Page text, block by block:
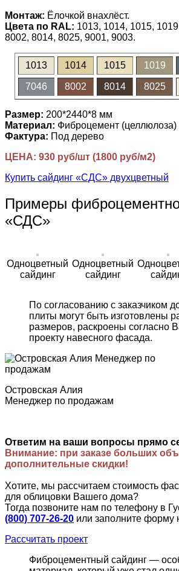
Монтаж: Ёлочкой внахлёст.
Цвета по RAL: 1013, 1014, 1015,
8002, 8014, 8025, 9001, 9003.
1013 1014 1015 1019
7046 8002 8014 8025
Размер: 200*2440*8 мм
Материал: Фиброцемент (целлюлоза)
Фактура: Под дерево
ЦЕНА: 930 руб/шт (1800 руб/м2)
Купить сайдинг «СДС» двухцветный
Примеры
«СДС»
Одноцветный
сайдинг
Одноцветный
сайдинг
По согласованию с заказчиком
плиты могут быть изготовлены
размеров, раскроены согласно
проекту навесного фасада.
Островская Алия
Менеджер по продажам
Ответим на ваши вопросы прямо
Внимание: при заказе больших
дополнительные скидки!
Хотите, мы рассчитаем стоимость
для облицовки Вашего дома?
Тогда позвоните нам по телефону в
(800) 707-26-20 или заполните форму
Рассчитать проект
Фиброцементный сайдинг —